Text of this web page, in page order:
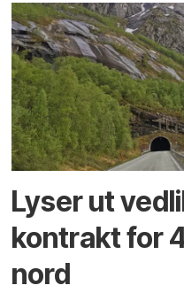
Lyser ut
kontrakt for
nord